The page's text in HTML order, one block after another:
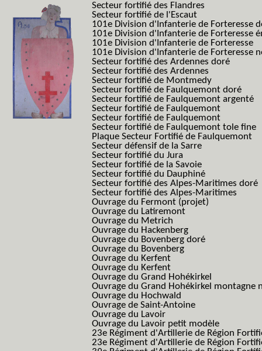
Secteur fortifié des Flandres
Secteur fortifié de l'Escaut
101e Division d'Infanterie de Forteresse
101e Division d'Infanterie de Forteresse
101e Division d'Infanterie de Forteresse
101e Division d'Infanterie de Forteresse
Secteur fortifié des Ardennes doré
Secteur fortifié des Ardennes
Secteur fortifié de Montmedy
Secteur fortifié de Faulquemont doré
Secteur fortifié de Faulquemont argenté
Secteur fortifié de Faulquemont
Secteur fortifié de Faulquemont
Secteur fortifié de Faulquemont tole fine
Plaque Secteur Fortifié de Faulquemont
Secteur défensif de la Sarre
Secteur fortifié du Jura
Secteur fortifié de la Savoie
Secteur fortifié du Dauphiné
Secteur fortifié des Alpes-Maritimes doré
Secteur fortifié des Alpes-Maritimes
Ouvrage du Fermont (projet)
Ouvrage du Latiremont
Ouvrage du Metrich
Ouvrage du Hackenberg
Ouvrage du Bovenberg doré
Ouvrage du Bovenberg
Ouvrage du Kerfent
Ouvrage du Kerfent
Ouvrage du Grand Hohékirkel
Ouvrage du Grand Hohékirkel montagne
Ouvrage du Hochwald
Ouvrage de Saint-Antoine
Ouvrage du Lavoir
Ouvrage du Lavoir petit modèle
23e Régiment d'Artillerie de Région
23e Régiment d'Artillerie de Région